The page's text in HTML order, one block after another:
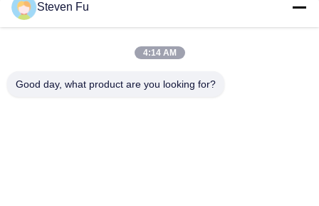
entrepôt de structure
Atelier de structure
métallique
construction de
Fabrication de
Steven Fu
4:14 AM
Good day, what product are you looking for?